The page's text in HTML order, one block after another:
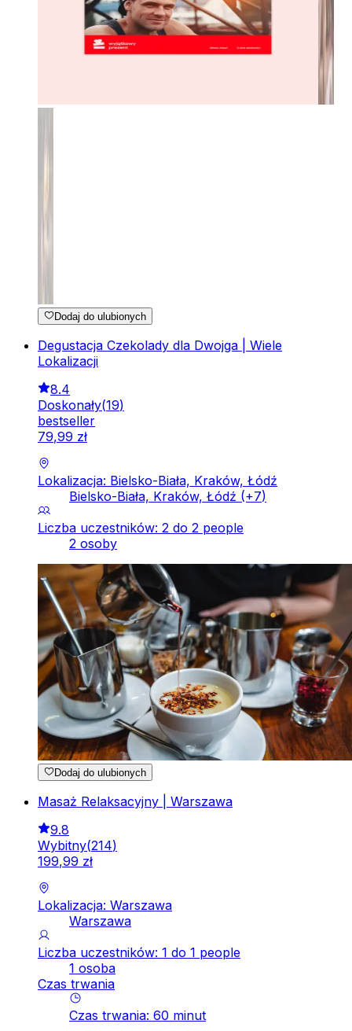
Dodaj do ulubionych
Degustacja Czekolady dla Dwojga | Wiele
Lokalizacji
8.4
Doskonały(19)
bestseller
79,99 zł
Lokalizacja: Bielsko-Biała, Kraków, Łódź
Bielsko-Biała, Kraków, Łódź (+7)
Liczba uczestników: 2 do 2 people
2 osoby
Dodaj do ulubionych
Masaż Relaksacyjny | Warszawa
9.8
Wybitny(214)
199,99 zł
Lokalizacja: Warszawa
Warszawa
Liczba uczestników: 1 do 1 people
1 osoba
Czas trwania
Czas trwania: 60 minut